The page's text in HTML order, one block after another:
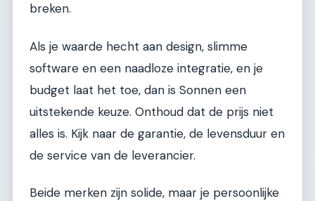
breken.
Als je waarde hecht aan design, slimme
software en een naadloze integratie, en je
budget laat het toe, dan is Sonnen een
uitstekende keuze. Onthoud dat de prijs niet
alles is. Kijk naar de garantie, de levensduur en
de service van de leverancier.
Beide merken zijn solide, maar je persoonlijke